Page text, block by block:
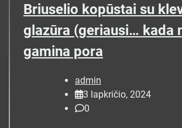
Briuselio kopūstai su
glazūra (geriausi… kada
gamina pora
admin
3 lapkričio, 2024
0